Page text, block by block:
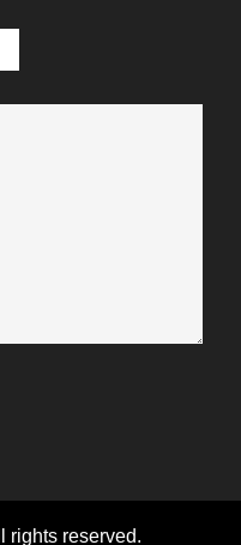
rights reserved.